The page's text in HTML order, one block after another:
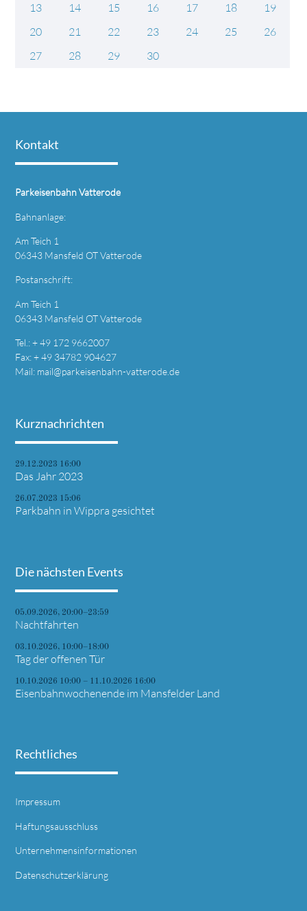
13
14 15 16 17 18
19
20
21 22 23 24 25
26
27
28 29 30
Kontakt
Parkeisenbahn Vatterode
Bahnanlage:
Am Teich 1
06343 Mansfeld OT Vatterode
Postanschrift:
Am Teich 1
06343 Mansfeld OT Vatterode
Tel.: + 49 172 9662007
Fax: + 49 34782 904627
Mail: mail@parkeisenbahn-vatterode.de
Kurznachrichten
29.12.2023 16:00
Das Jahr 2023
26.07.2023 15:06
Parkbahn in Wippra gesichtet
Die nächsten Events
05.09.2026, 20:00–23:59
Nachtfahrten
03.10.2026, 10:00–18:00
Tag der offenen Tür
10.10.2026 10:00 – 11.10.2026 16:00
Eisenbahnwochenende im Mansfelder Land
Rechtliches
Impressum
Haftungsausschluss
Unternehmensinformationen
Datenschutzerklärung